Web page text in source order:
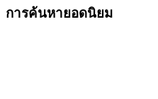
การค้นหายอดนิยม